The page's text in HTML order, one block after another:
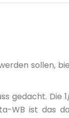
sollen,
gedacht. Die
WB ist das